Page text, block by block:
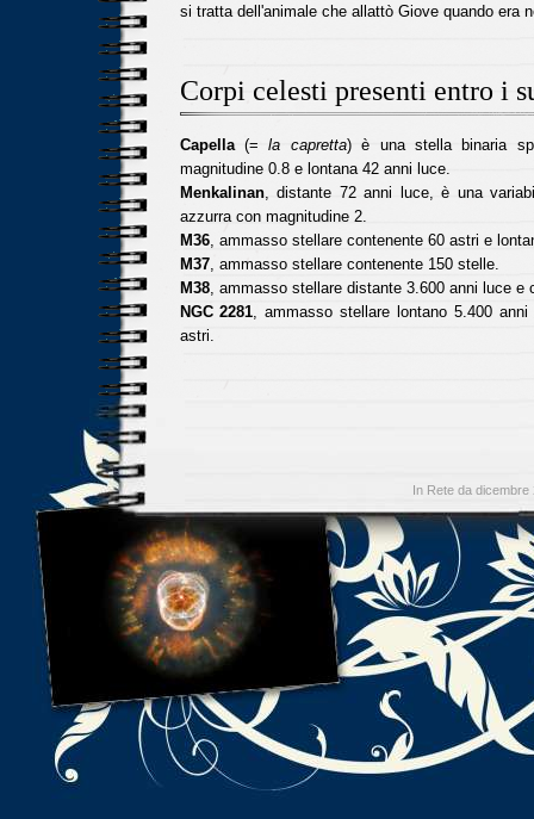
si tratta dell'animale che allattò Giove quando era
Corpi celesti presenti entro i
Capella(=la capretta) è una stella binaria
magnitudine 0.8 e lontana 42 anni luce.
Menkalinan, distante 72 anni luce, è una
azzurra con magnitudine 2.
M36, ammasso stellare contenente 60 astri e
M37, ammasso stellare contenente 150 stelle.
M38, ammasso stellare distante 3.600 anni luce e
NGC 2281, ammasso stellare lontano 5.400
astri.
In Rete da dicembre